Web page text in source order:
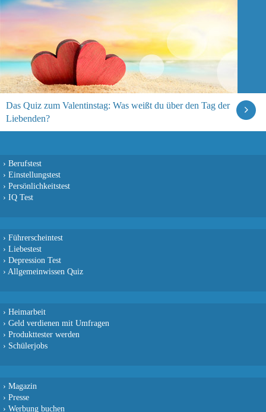
Das Quiz zum Valentinstag: Was weißt du über den Tag der
Liebenden?
› Berufstest
› Einstellungstest
› Persönlichkeitstest
› IQ Test
› Führerscheintest
› Liebestest
› Depression Test
› Allgemeinwissen Quiz
› Heimarbeit
› Geld verdienen mit Umfragen
› Produkttester werden
› Schülerjobs
› Magazin
› Presse
› Werbung buchen